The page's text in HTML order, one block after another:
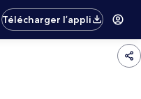
Télécharger l’appli